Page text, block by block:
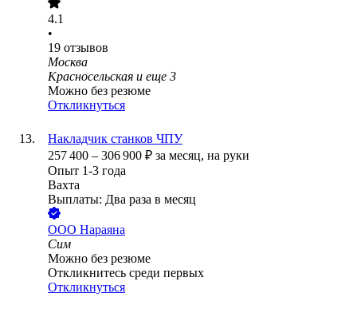
4.1
•
19 отзывов
Москва
Красносельская и еще 3
Можно без резюме
Откликнуться
Накладчик станков ЧПУ
257 400 – 306 900 ₽ за месяц, на руки
Опыт 1-3 года
Вахта
Выплаты: Два раза в месяц
ООО Нараяна
Сим
Можно без резюме
Откликнитесь среди первых
Откликнуться